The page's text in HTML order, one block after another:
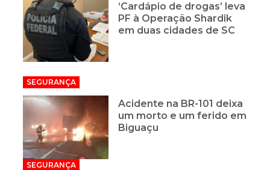
‘Cardápio de drogas’ leva
PF à Operação Shardik
em duas cidades de SC
SEGURANÇA
Acidente na BR-101 deixa
um morto e um ferido em
Biguaçu
SEGURANÇA